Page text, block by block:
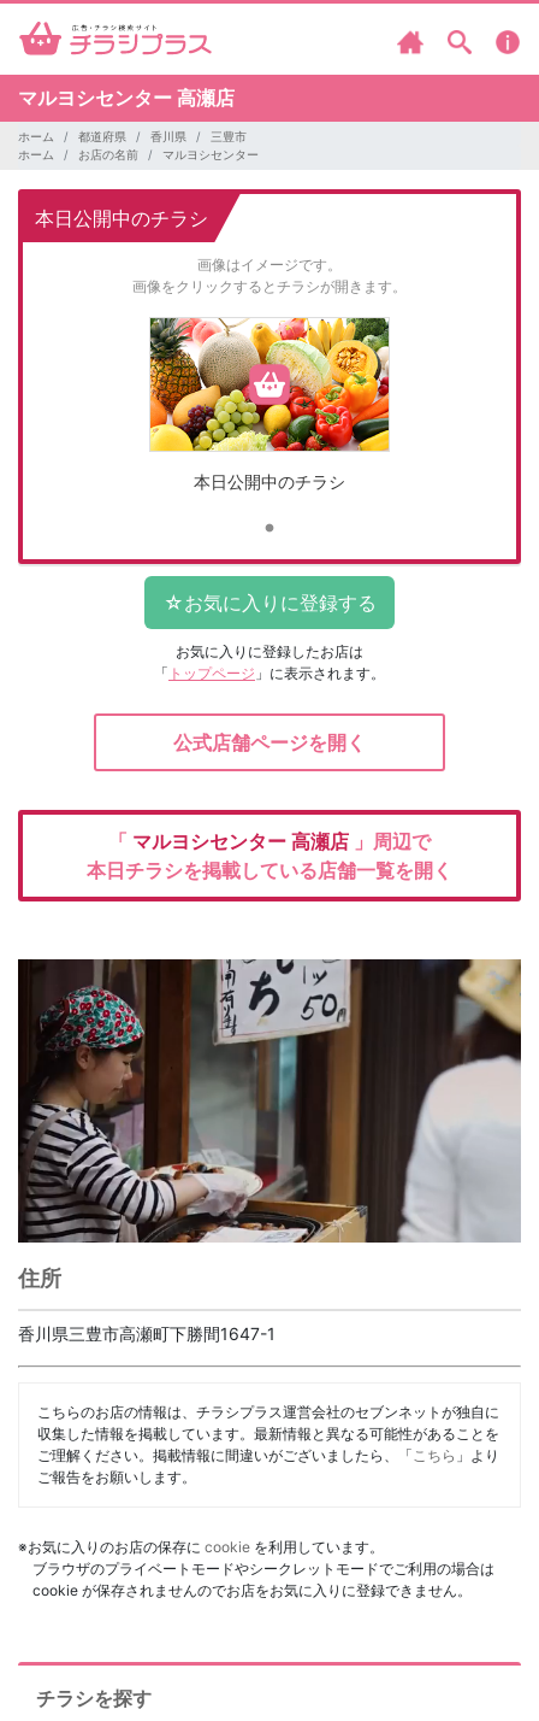
マルヨシセンター 高瀬店
ホーム 都道府県 香川県
三豊市
ホーム
お店の名前 マルヨシセンター
本日公開中のチラシ
画像はイメージです。
画像をクリックするとチラシが開きます。
本日公開中のチラシ
お気に入りに登録したお店は
「 トップページ 」に表示されます。
公式店舗ページを開く
「 マルヨシセンター 高瀬店 」周辺で
本日チラシを掲載している店舗一覧を開く
住所
香川県三豊市高瀬町下勝間1647-1
こちらのお店の情報は、チラシプラス運営会社のセブンネットが独自に
収集した情報を掲載しています。最新情報と異なる可能性があることを
ご理解ください。掲載情報に間違いがございましたら、「 こちら 」より
ご報告をお願いします。
※お気に入りのお店の保存に cookie を利用しています。
ブラウザのプライベートモードやシークレットモードでご利用の場合は
cookie が保存されませんのでお店をお気に入りに登録できません。
チラシを探す